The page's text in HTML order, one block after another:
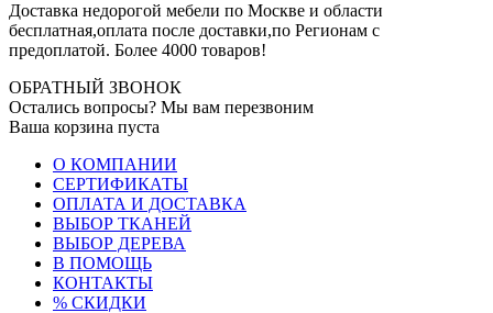
Доставка недорогой мебели по Москве и области
бесплатная,оплата после доставки,по Регионам с
предоплатой. Более 4000 товаров!
ОБРАТНЫЙ ЗВОНОК
Остались вопросы? Мы вам перезвоним
Ваша корзина пуста
О КОМПАНИИ
СЕРТИФИКАТЫ
ОПЛАТА И ДОСТАВКА
ВЫБОР ТКАНЕЙ
ВЫБОР ДЕРЕВА
В ПОМОЩЬ
КОНТАКТЫ
% СКИДКИ